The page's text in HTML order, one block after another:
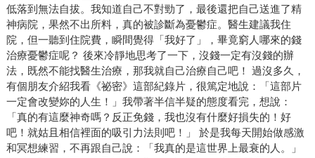
低落到無法自拔。我知道自己不對勁了，最後還把自己送進了精
神病院，果然不出所料，真的被診斷為憂鬱症。醫生建議我住
院，但一聽到住院費，瞬間覺得「我好了」，畢竟窮人哪來的錢
治療憂鬱症呢？ 後來冷靜地思考了一下，沒錢一定有沒錢的辦
法，既然不能找醫生治療，那我就自己治療自己吧！ 過沒多久，
有個朋友介紹我看《祕密》這部紀錄片，很篤定地說：「這部片
一定會改變妳的人生！」我帶著半信半疑的態度看完，想說：
「真的有這麼神奇嗎？反正免錢，我也沒有什麼好損失的！好
吧！就姑且相信裡面的吸引力法則吧！」 於是我每天開始做感激
和冥想練習，不再跟自己說：「我真的是這世界上最衰的人。」